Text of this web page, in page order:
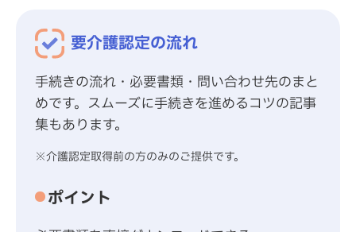
要介護認定の流れ
手続きの流れ・必要書類・問い合わせ先のまと
めです。スムーズに手続きを進めるコツの記事
集もあります。
※介護認定取得前の方のみのご提供です。
ポイント